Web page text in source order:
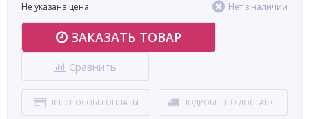
Не указана цена
Нет в наличии
ЗАКАЗАТЬ ТОВАР
Сравнить
ВСЕ СПОСОБЫ ОПЛАТЫ ПОДРОБНЕЕ О ДОСТАВКЕ